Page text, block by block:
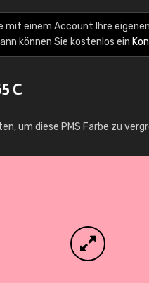
mit einem Account Ihre
können Sie kostenlos ein
C
um diese PMS Farbe zu